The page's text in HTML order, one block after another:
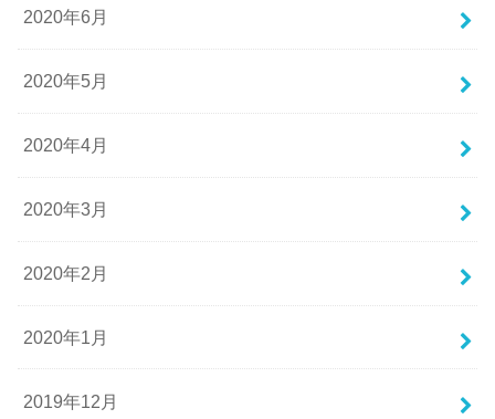
2020年6月
2020年5月
2020年4月
2020年3月
2020年2月
2020年1月
2019年12月